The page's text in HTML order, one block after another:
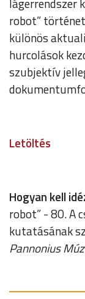
robot”
különös
hurcolások
szubjektív
Letöltés
Hogyan kell
robot” - 80. A
kutatásának
Pannonius